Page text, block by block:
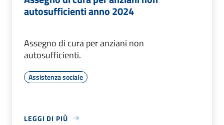
autosufficienti anno 2024
Assegno di cura per anziani non
autosufficienti.
Assistenza sociale
LEGGI DI PIÙ